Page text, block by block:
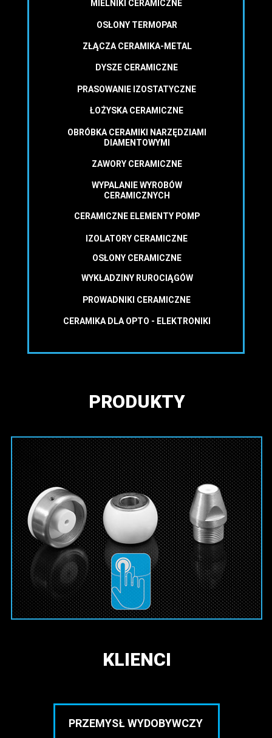
CERAMIKA DLA OPTO - ELEKTRONIKI
PROWADNIKI CERAMICZNE
WYKŁADZINY RUROCIĄGÓW
OSŁONY CERAMICZNE
IZOLATORY CERAMICZNE
CERAMICZNE ELEMENTY POMP
WYPALANIE WYROBÓW
CERAMICZNYCH
ZAWORY CERAMICZNE
OBRÓBKA CERAMIKI NARZĘDZIAMI
DIAMENTOWYMI
ŁOŻYSKA CERAMICZNE
PRASOWANIE IZOSTATYCZNE
DYSZE CERAMICZNE
ZŁĄCZA CERAMIKA-METAL
OSŁONY TERMOPAR
MIELNIKI CERAMICZNE
PRODUKTY
KLIENCI
PRZEMYSŁ WYDOBYWCZY